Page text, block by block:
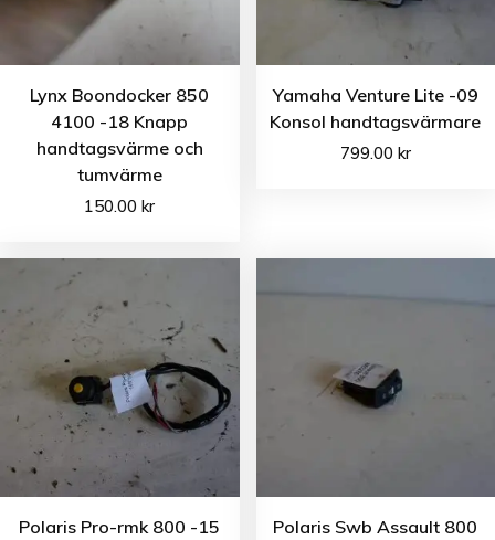
Lynx Boondocker 850
4100 -18 Knapp
handtagsvärme och
tumvärme
150.00kr
Yamaha Venture Lite -09
Konsol handtagsvärmare
799.00 kr
Polaris Pro-rmk 800 -15
Polaris Swb Assault 800